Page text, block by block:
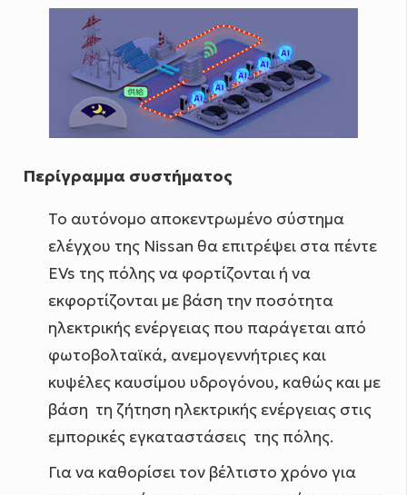
Περίγραμμα συστήματος
Το αυτόνομο αποκεντρωμένο σύστημα
ελέγχου της Nissan θα επιτρέψει στα πέντε
EVs της πόλης να φορτίζονται ή να
εκφορτίζονται με βάση την ποσότητα
ηλεκτρικής ενέργειας που παράγεται από
φωτοβολταϊκά, ανεμογεννήτριες και
κυψέλες καυσίμου υδρογόνου, καθώς και με
βάση τη ζήτηση ηλεκτρικής ενέργειας στις
εμπορικές εγκαταστάσεις της πόλης.
Για να καθορίσει τον βέλτιστο χρόνο για